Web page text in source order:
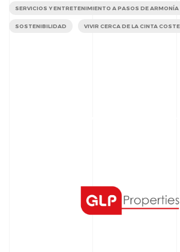
SERVICIOS Y ENTRETENIMIENTO A PASOS DE
SOSTENIBILIDAD VIVIR CERCA DE LA CINTA